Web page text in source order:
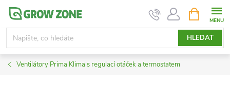
Přejít
obsah
HLEDAT
NÁKUPNÍ
KOŠÍK
Ventilátory Prima Klima s regulací otáček a termostatem